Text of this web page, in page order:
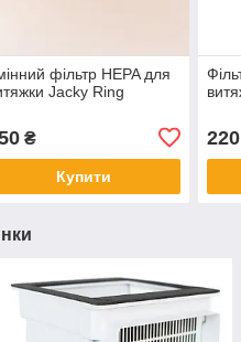
фільтр HEPA для
Jacky Ring
₴
Купити
220